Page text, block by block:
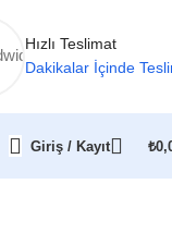
Hızlı Teslimat
Dakikalar İçinde
Giriş / Kayıt ₺